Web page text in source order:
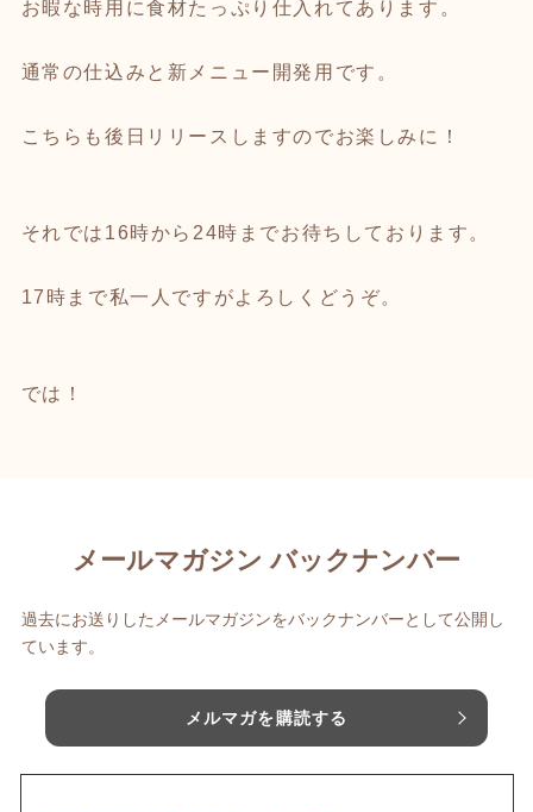
お暇な時用に食材たっぷり仕入れてあります。
通常の仕込みと新メニュー開発用です。
こちらも後日リリースしますのでお楽しみに！
それでは16時から24時までお待ちしております。
17時まで私一人ですがよろしくどうぞ。
では！
メールマガジン バックナンバー
過去にお送りしたメールマガジンをバックナンバーとして公開し
ています。
メルマガを購読する